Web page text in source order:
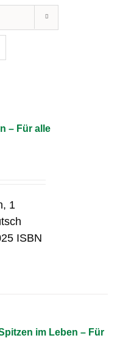
– Für alle
1
ISBN
im Leben – Für